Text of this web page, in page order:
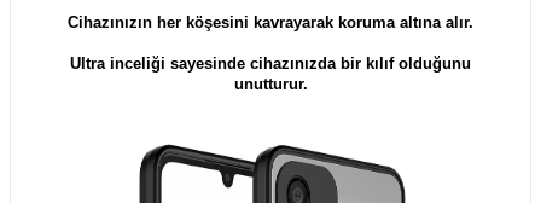
​​​​​​​Cihazınızın her köşesini kavrayarak koruma altına alır.
Ultra inceliği sayesinde cihazınızda bir kılıf olduğunu
unutturur.